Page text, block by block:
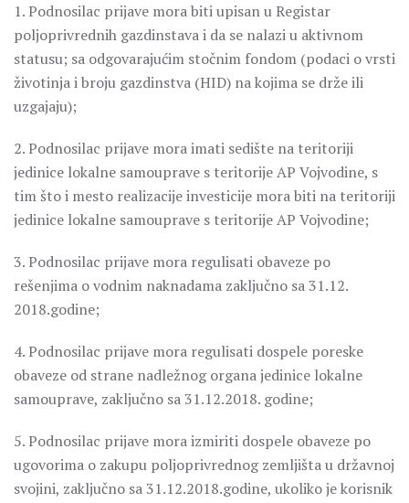
1. Podnosilac prijave mora biti upisan u Registar
poljoprivrednih gazdinstava i da se nalazi u aktivnom
statusu; sa odgovarajućim stočnim fondom (podaci o vrsti
životinja i broju gazdinstva (HID) na kojima se drže ili
uzgajaju);
2. Podnosilac prijave mora imati sedište na teritoriji
jedinice lokalne samouprave s teritorije AP Vojvodine, s
tim što i mesto realizacije investicije mora biti na teritoriji
jedinice lokalne samouprave s teritorije AP Vojvodine;
3. Podnosilac prijave mora regulisati obaveze po
rešenjima o vodnim naknadama zaključno sa 31.12.
2018.godine;
4. Podnosilac prijave mora regulisati dospele poreske
obaveze od strane nadležnog organa jedinice lokalne
samouprave, zaključno sa 31.12.2018. godine;
5. Podnosilac prijave mora izmiriti dospele obaveze po
ugovorima o zakupu poljoprivrednog zemljišta u državnoj
svojini, zaključno sa 31.12.2018.godine, ukoliko je korisnik